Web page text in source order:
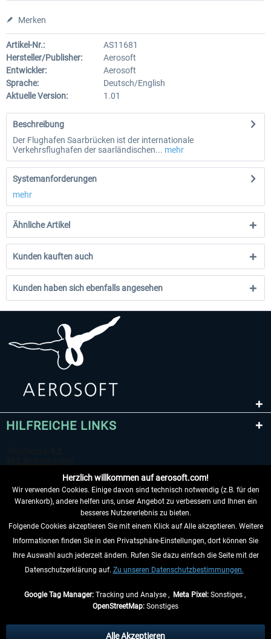
Merken
Artikel-Nr.:
AS11681
Hersteller/Publisher:
Aerosoft
Entwickler:
Aerosoft
Sprache:
Deutsch/English
Aktuelle Version:
1.01
Beschreibung
Der Flughafen Saarbrücken ist der internationale
Verkehrsflughafen der saarländischen... mehr
Systemanforderungen
mehr
Ähnliche Artikel
Kunden kauften auch
Kunden haben sich ebenfalls angesehen
HILFREICHE LINKS
VERTRAG WIDERRUFEN
INFORMATIONEN
anders beschrieben.
Herzlich willkommen auf aerosoft.com!
Wir verwenden Cookies. Einige davon sind technisch notwendig (z.B. für den
Warenkorb), andere helfen uns, unser Angebot zu verbessern und Ihnen ein
besseres Nutzererlebnis zu bieten.
Folgende Cookies akzeptieren Sie mit einem Klick auf Alle akzeptieren. Weitere
Informationen finden Sie in den Privatsphäre-Einstellungen, dort können Sie
Ihre Auswahl auch jederzeit ändern. Rufen Sie dazu einfach die Seite mit der
Datenschutzerklärung auf. Zu unseren Datenschutzbestimmungen.
Google Tag Manager:Tracking und Analyse , Meta Pixel:Sonstiges ,
OpenStreetMap: Sonstiges
Alle Akzeptieren